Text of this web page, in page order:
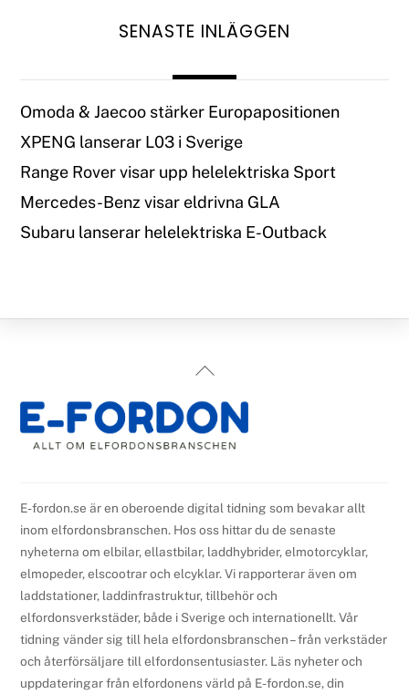
SENASTE INLÄGGEN
Omoda & Jaecoo stärker Europapositionen
XPENG lanserar L03 i Sverige
Range Rover visar upp helelektriska Sport
Mercedes-Benz visar eldrivna GLA
Subaru lanserar helelektriska E-Outback
Back
Top
E-fordon.se är en oberoende digital tidning som bevakar allt
inom elfordonsbranschen. Hos oss hittar du de senaste
nyheterna om elbilar, ellastbilar, laddhybrider, elmotorcyklar,
elmopeder, elscootrar och elcyklar. Vi rapporterar även om
laddstationer, laddinfrastruktur, tillbehör och
elfordonsverkstäder, både i Sverige och internationellt. Vår
tidning vänder sig till hela elfordonsbranschen – från verkstäder
och återförsäljare till elfordonsentusiaster. Läs nyheter och
uppdateringar från elfordonens värld på E-fordon.se, din